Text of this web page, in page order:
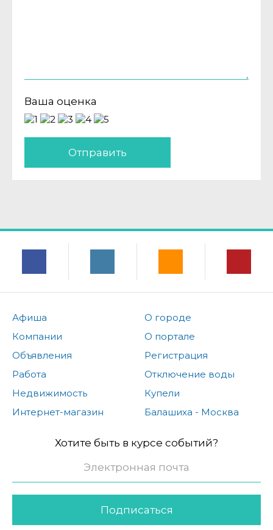
Ваша оценка
Отправить
Афиша
Компании
Объявления
Работа
Недвижимость
Интернет-магазин
О городе
О портале
Регистрация
Отключение воды
Купели
Балашиха - Москва
Хотите быть в курсе событий?
Подписаться